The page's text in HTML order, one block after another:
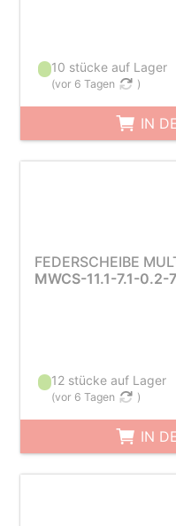
10 stücke auf Lager
(vor 6 Tagen )
IN
FEDERSCHEIBE
MWCS-11.1-7.1-0.2-
12 stücke auf Lager
(vor 6 Tagen )
IN